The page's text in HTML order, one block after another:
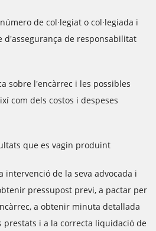
de col·legiat o col·legiada i
de responsabilitat
sobre l'encàrrec i les possibles
com dels costos i despeses
que es vagin produint
intervenció de la seva advocada i
pressupost previ, a pactar per
a obtenir minuta detallada
prestats i a la correcta liquidació de